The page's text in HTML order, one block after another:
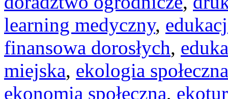
learning medyczny,
finansowa dorosłych,
miejska, ekologia społeczna
ekonomia społeczna,